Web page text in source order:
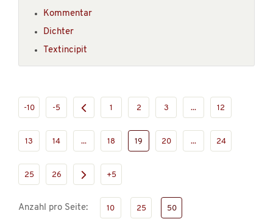
Kommentar
Dichter
Textincipit
-10 -5 1 2 3 ... 12
13 14 ... 18 19 20 ... 24
25 26 +5
Anzahl pro Seite: 10 25 50